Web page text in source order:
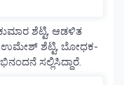
ಶೆಟ್ಟಿ, ಆಡಳಿತ
ಉಮೇಶ್ ಶೆಟ್ಟಿ, ಬೋಧಕ-
ಸಲ್ಲಿಸಿದ್ದಾರೆ.